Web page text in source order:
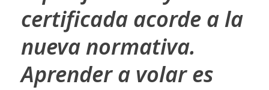
certificada acorde a la
nueva normativa.
Aprender a volar es